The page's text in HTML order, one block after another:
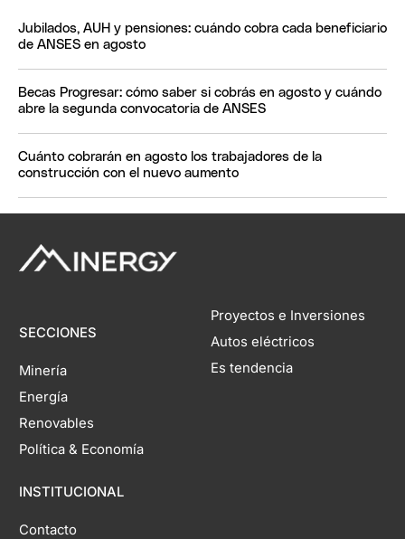
Jubilados, AUH y pensiones: cuándo cobra cada beneficiario
de ANSES en agosto
Becas Progresar: cómo saber si cobrás en agosto y cuándo
abre la segunda convocatoria de ANSES
Cuánto cobrarán en agosto los trabajadores de la
construcción con el nuevo aumento
SECCIONES
Minería
Energía
Renovables
Política & Economía
INSTITUCIONAL
Contacto
Proyectos e Inversiones
Autos eléctricos
Es tendencia